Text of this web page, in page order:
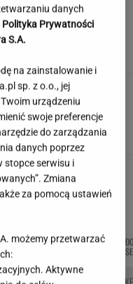
zyskuje na
osób wybiera ten
kto ma jakie lęki,
e". Tajemnice
stołówka
o życiu w Polsce. "Nie
JOANNA
CHOJNACKA
DANIEL
danych
Polityka Prywatności
S.A.
na zainstalowanie i
sp. z o.o., jej
urządzeniu
swoje preferencje
do zarządzania
danych poprzez
stopce serwisu i
Zmiana
za pomocą ustawień
możemy przetwarzać
Aktywne